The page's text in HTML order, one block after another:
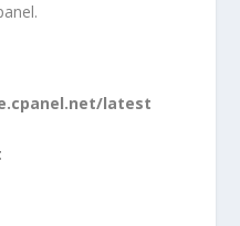
latest